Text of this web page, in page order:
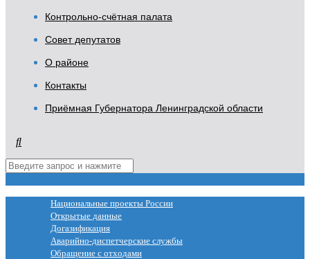
Контрольно-счётная палата
Совет депутатов
О районе
Контакты
Приёмная Губернатора Ленинградской области
Национальные проекты России
Открытые данные
Догазификация
Аварийно-диспетчерские службы
Обращение с отходами